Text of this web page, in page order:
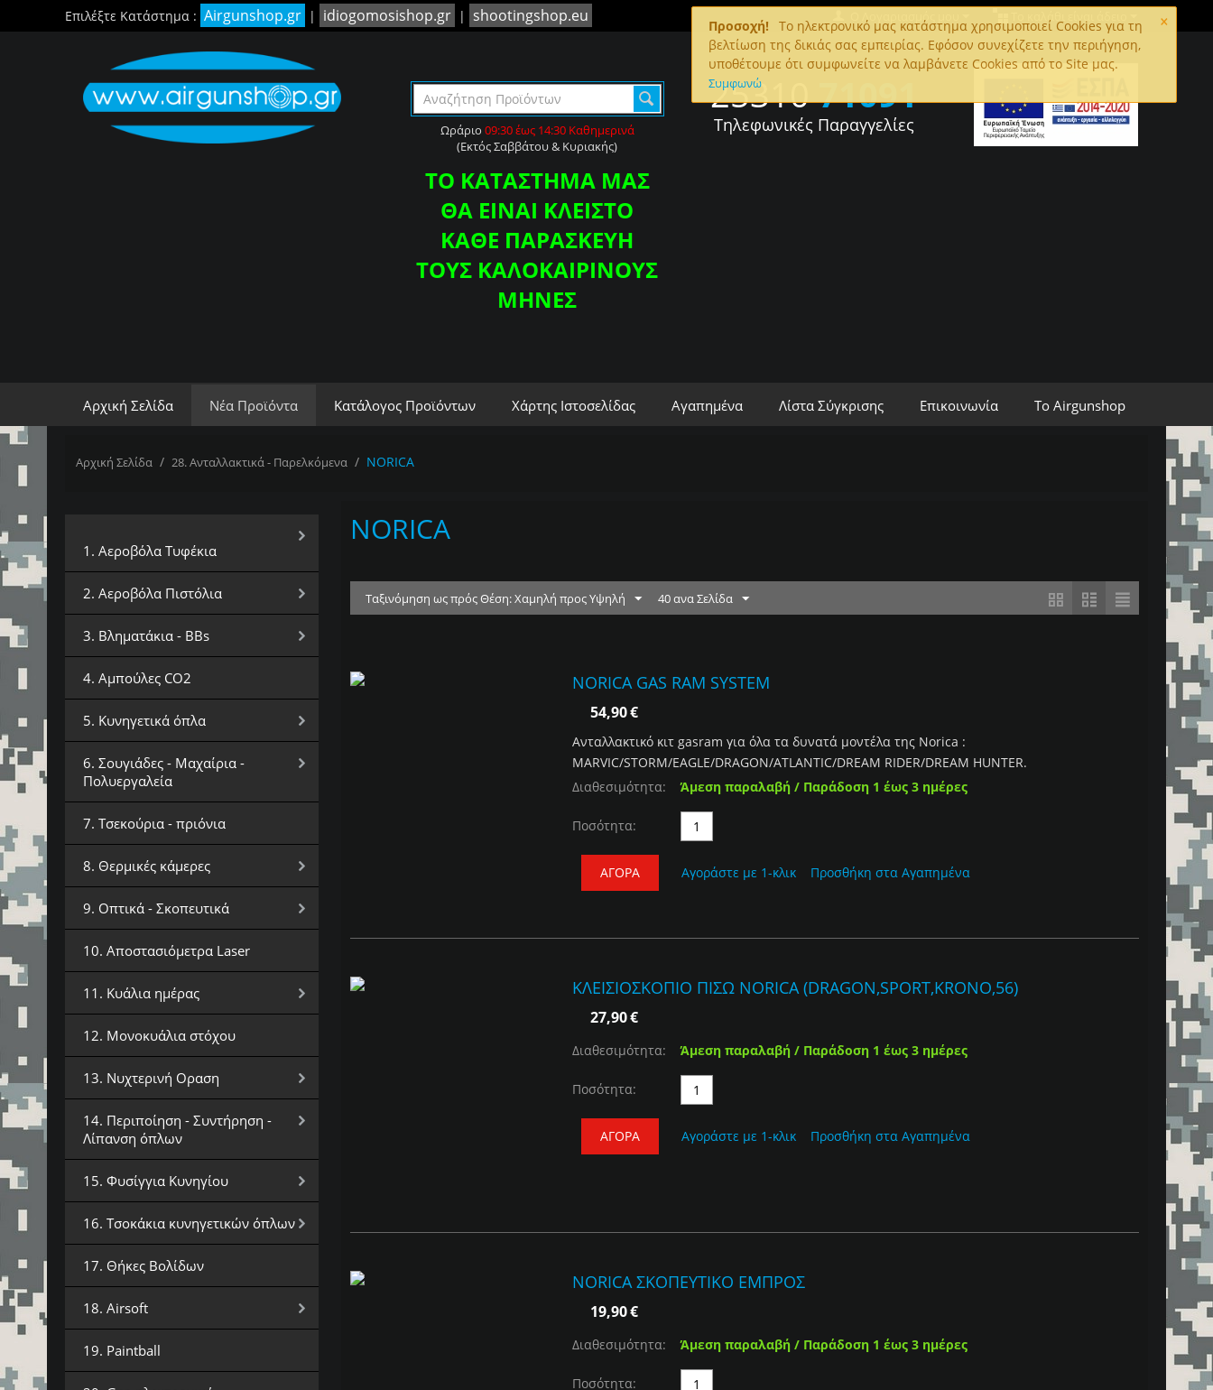
×
Προσοχή!
To ηλεκτρονικό μας κατάστημα χρησιμοποιεί Cookies για τη
βελτίωση της δικιάς σας εμπειρίας. Εφόσον συνεχίζετε την περιήγηση,
υποθέτουμε ότι συμφωνείτε να λαμβάνετε Cookies από το Site μας.
Συμφωνώ
Επιλέξτε Κατάστημα : Airgunshop.gr | idiogomosishop.gr | shootingshop.eu Το καλάθι είναι άδειο
Ο Λογαριασμός μου
Ωράριο 09:30 έως 14:30 Καθημερινά
(Εκτός Σαββάτου & Κυριακής)
ΤΟ ΚΑΤΑΣΤΗΜΑ ΜΑΣ
ΘΑ ΕΙΝΑΙ ΚΛΕΙΣΤΟ
ΚΑΘΕ ΠΑΡΑΣΚΕΥΗ
ΤΟΥΣ ΚΑΛΟΚΑΙΡΙΝΟΥΣ
ΜΗΝΕΣ
2531071091
Τηλεφωνικές Παραγγελίες
Αρχική Σελίδα Νέα Προϊόντα Κατάλογος Προϊόντων Χάρτης Ιστοσελίδας Αγαπημένα Λίστα Σύγκρισης Επικοινωνία Το Airgunshop
Αρχική Σελίδα / 28. Ανταλλακτικά - Παρελκόμενα / NORICA
1. Αεροβόλα Τυφέκια
2. Αεροβόλα Πιστόλια
3. Βληματάκια - BBs
4. Αμπούλες CO2
5. Κυνηγετικά όπλα
6. Σουγιάδες - Μαχαίρια -
Πολυεργαλεία
7. Τσεκούρια - πριόνια
8. Θερμικές κάμερες
9. Οπτικά - Σκοπευτικά
10. Αποστασιόμετρα Laser
11. Κυάλια ημέρας
12. Μονοκυάλια στόχου
13. Νυχτερινή Οραση
14. Περιποίηση - Συντήρηση -
Λίπανση όπλων
15. Φυσίγγια Κυνηγίου
16. Τσοκάκια κυνηγετικών όπλων
17. Θήκες Βολίδων
18. Airsoft
19. Paintball
NORICA
Ταξινόμηση ως πρός Θέση: Χαμηλή προς Υψηλή 40 ανα Σελίδα
NORICA GAS RAM SYSTEM
54,90€
Ανταλλακτικό κιτ gasram για όλα τα δυνατά μοντέλα της Norica :
MARVIC/STORM/EAGLE/DRAGON/ATLANTIC/DREAM RIDER/DREAM HUNTER.
Διαθεσιμότητα:
Άμεση παραλαβή / Παράδοση 1 έως 3 ημέρες
Ποσότητα:
ΑΓΟΡΆ Αγοράστε με 1-κλικ Προσθήκη στα Αγαπημένα
ΚΛΕΙΣΙΟΣΚΟΠΙΟ ΠΙΣΩ NORICA (DRAGON,SPORT,KRONO,56)
27,90€
Διαθεσιμότητα: Άμεση παραλαβή / Παράδοση 1 έως 3 ημέρες
Ποσότητα:
ΑΓΟΡΆ Αγοράστε με 1-κλικ Προσθήκη στα Αγαπημένα
NORICA ΣΚΟΠΕΥΤΙΚΟ ΕΜΠΡΟΣ
19,90€
Διαθεσιμότητα: Άμεση παραλαβή / Παράδοση 1 έως 3 ημέρες
Ποσότητα: